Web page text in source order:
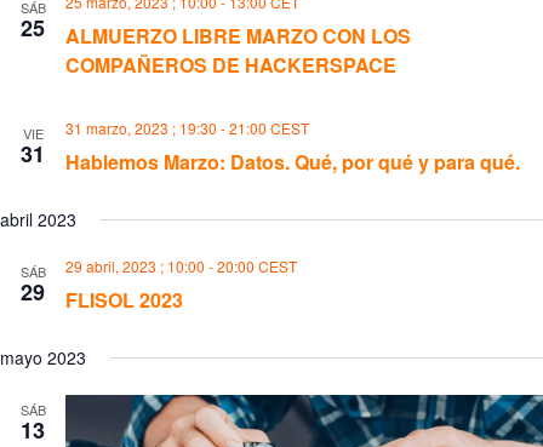
SÁB
25
ALMUERZO LIBRE MARZO CON LOS
COMPAÑEROS DE HACKERSPACE
VIE
31 Hablemos Marzo: Datos. Qué, por qué y para qué.
31 marzo, 2023 ; 19:30 -21:00 CEST
abril 2023
SÁB
29 FLISOL 2023
29 abril, 2023 ; 10:00 -20:00 CEST
mayo 2023
SÁB
13